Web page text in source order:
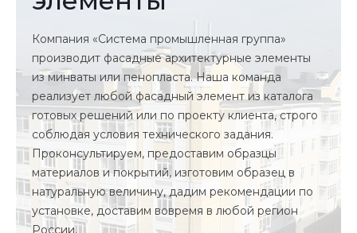
Компания «Система промышленная группа»
производит фасадные архитектурные элементы
из минваты или пенопласта. Наша команда
реализует любой фасадный элемент из каталога
готовых решений или по проекту клиента, строго
соблюдая условия технического задания.
Проконсультируем, предоставим образцы
материалов и покрытий, изготовим образец в
натуральную величину, дадим рекомендации по
установке, доставим вовремя в любой регион
России.